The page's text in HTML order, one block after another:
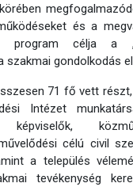
és a
program célja a
szakmai gondolkodás
71 fő vett
Intézet
képviselők,
célú civil
a település
tevékenység